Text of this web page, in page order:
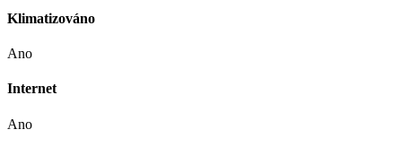
Klimatizováno
Ano
Internet
Ano